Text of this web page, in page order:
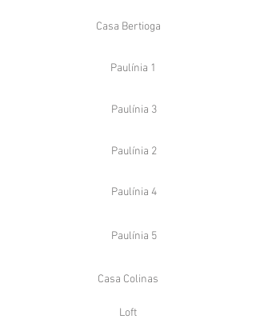
Casa Bertioga
Paulínia 1
Paulínia 3
Paulínia 2
Paulínia 4
Paulínia 5
Casa Colinas
Loft